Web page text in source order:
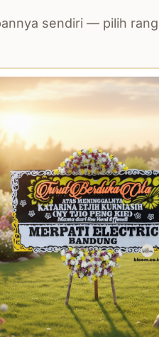
sendiri — pilih